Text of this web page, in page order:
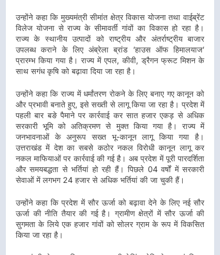
उन्होंने कहा कि मुख्यमंत्री सीमांत क्षेत्र विकास योजना तथा वाईब्रेंट
विलेज योजना से राज्य के सीमावर्ती गांवों का विकास हो रहा है।
राज्य के स्थानीय उत्पादों को राष्ट्रीय और अंतर्राष्ट्रीय बाजार
उपलब्ध कराने के लिए अंब्रेला ब्रांड ’हाउस ऑफ हिमालयाज’
प्रारम्भ किया गया है। राज्य में एपल, कीवी, ड्रैगन फ्रूट मिशन के
साथ सगंध कृषि को बढ़ावा दिया जा रहा है।
उन्होंने कहा कि राज्य में धर्मांतरण रोकने के लिए बनाए गए कानून को
और प्रभावी बनाते हुए, इसे सख्ती से लागू किया जा रहा है। प्रदेश में
पहली बार बङे पैमाने पर कार्रवाई कर सात हजार एकड़ से अधिक
सरकारी भूमि को अतिक्रमण से मुक्त किया गया है। राज्य में
जनभावनाओं के अनुरूप सख्त भू-कानून लागू किया गया है।
उत्तराखंड में देश का सबसे कठोर नकल विरोधी कानून लागू कर
नकल माफियाओं पर कार्रवाई की गई है। अब प्रदेश में पूरी पारदर्शिता
और समयबद्धता से भर्तियां हो रही हैं। पिछले 04 वर्षों में सरकारी
सेवाओं में लगभग 24 हजार से अधिक भर्तियां की जा चुकी हैं।
उन्होंने कहा कि प्रदेश में सौर ऊर्जा को बढ़ावा देने के लिए नई सौर
ऊर्जा की नीति तैयार की गई है। ग्रामीण क्षेत्रों में सौर ऊर्जा की
सुगमता के लिये एक हजार गांवों को सोलर ग्राम के रूप में विकसित
किया जा रहा है।